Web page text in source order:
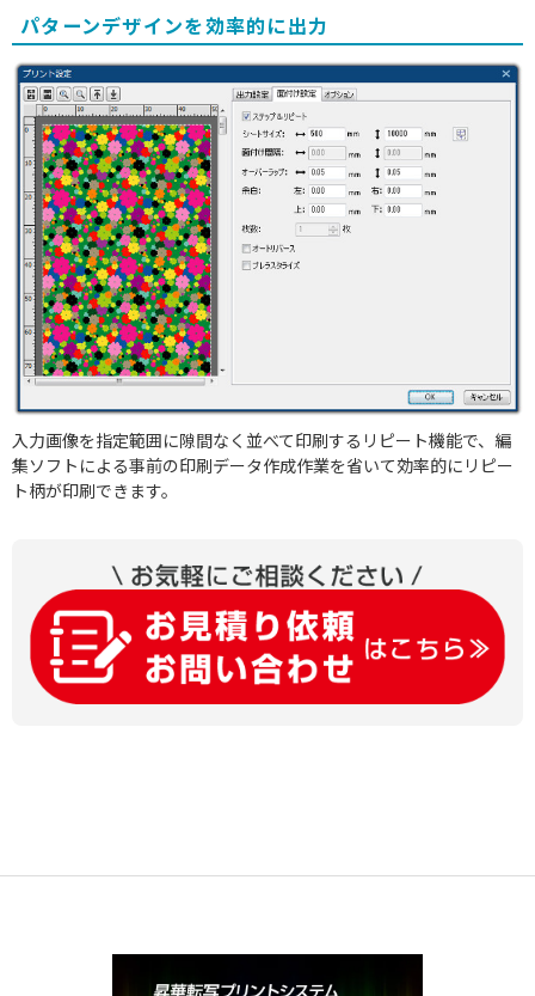
パターンデザインを効率的に出力
入力画像を指定範囲に隙間なく並べて印刷するリピート機能で、編
集ソフトによる事前の印刷データ作成作業を省いて効率的にリピー
ト柄が印刷できます。